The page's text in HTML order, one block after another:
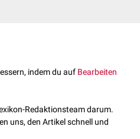
unterteilen:
.
allem zurbitemporalen Hemianopsie
Ausfalls beider Sehzentren
indem du auf Bearbeiten
Redaktionsteam darum.
uns, den Artikel schnell und